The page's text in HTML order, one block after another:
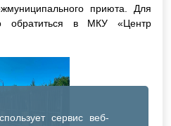
сервис веб-
приюта. Для
обратиться в МКУ «Центр